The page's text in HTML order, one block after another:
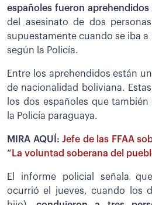
españoles fueron aprehendidos
del asesinato de dos
supuestamente cuando se iba a
según la Policía.
Entre los aprehendidos están
de nacionalidad boliviana.
los dos españoles que
la Policía paraguaya.
MIRA AQUÍ: Jefe de las FFAA
“La voluntad soberana del
El informe policial señala
ocurrió el jueves, cuando los